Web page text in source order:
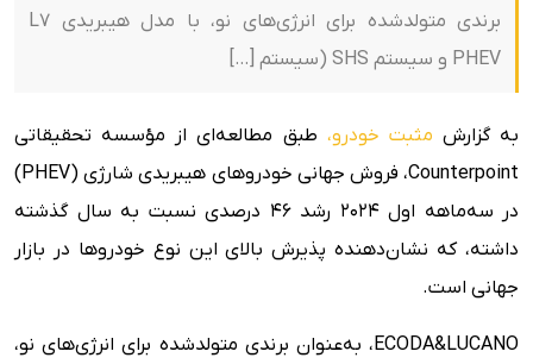
برندی متولدشده برای انرژی‌های نو، با مدل هیبریدی L7
PHEV و سیستم SHS (سیستم […]
به گزارش مثبت خودرو، طبق مطالعه‌ای از مؤسسه تحقیقاتی
Counterpoint، فروش جهانی خودروهای هیبریدی شارژی (PHEV)
در سه‌ماهه اول ۲۰۲۴ رشد ۴۶ درصدی نسبت به سال گذشته
داشته، که نشان‌دهنده پذیرش بالای این نوع خودروها در بازار
جهانی است.
ECODA&LUCANO، به‌عنوان برندی متولدشده برای انرژی‌های نو،